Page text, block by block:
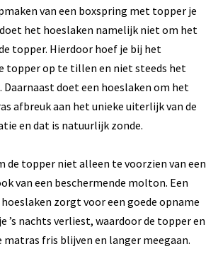
van een boxspring met topper je
het hoeslaken namelijk niet om het
topper. Hierdoor hoef je bij het
topper op te tillen en niet steeds het
Daarnaast doet een hoeslaken om het
afbreuk aan het unieke uiterlijk van de
en dat is natuurlijk zonde.
de topper niet alleen te voorzien van een
van een beschermende molton. Een
zorgt voor een goede opname
’s nachts verliest, waardoor de topper en
fris blijven en langer meegaan.